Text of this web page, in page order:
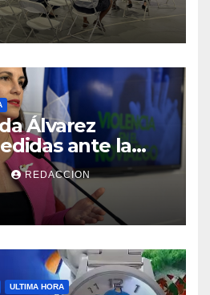
Álvarez
ante la
el noviazgo
REDACCION
ULTIMA HORA